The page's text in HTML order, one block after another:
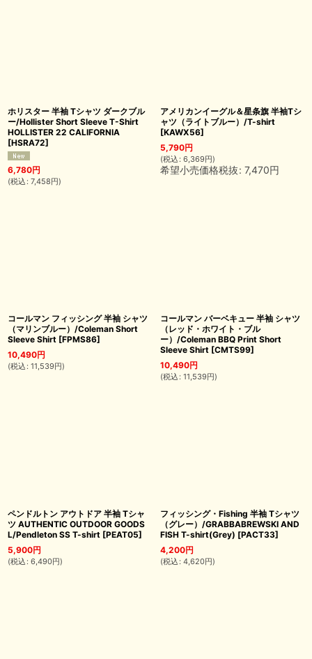
ホリスター 半袖 Tシャツ ダークブル
ー/Hollister Short Sleeve T-Shirt
HOLLISTER 22 CALIFORNIA
[HSRA72]
6,780円
(税込 : 7,458円)
アメリカンイーグル＆星条旗 半袖Tシ
ャツ（ライトブルー）/T-shirt
[KAWX56]
5,790円
(税込 : 6,369円)
希望小売価格税抜: 7,470円
コールマン フィッシング 半袖 シャツ
（マリンブルー）/Coleman Short
Sleeve Shirt [FPMS86]
10,490円
(税込 : 11,539円)
コールマン バーベキュー 半袖 シャツ
（レッド・ホワイト・ブル
ー）/Coleman BBQ Print Short
Sleeve Shirt [CMTS99]
10,490円
(税込 : 11,539円)
ペンドルトン アウトドア 半袖 Tシャ
ツ AUTHENTIC OUTDOOR GOODS
L/Pendleton SS T-shirt [PEAT05]
5,900円
(税込 : 6,490円)
フィッシング・Fishing 半袖 Tシャツ
（グレー）/GRABBABREWSKI AND
FISH T-shirt(Grey) [PACT33]
4,200円
(税込 : 4,620円)